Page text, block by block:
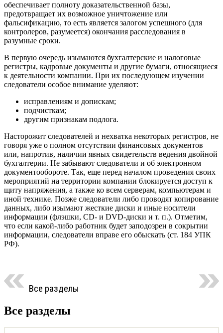
обеспечивает полноту доказательственной базы,
предотвращает их возможное уничтожение или
фальсификацию, то есть является залогом успешного (для
контролеров, разумеется) окончания расследования в
разумные сроки.
В первую очередь изымаются бухгалтерские и налоговые
регистры, кадровые документы и другие бумаги, относящиеся
к деятельности компании. При их последующем изучении
следователи особое внимание уделяют:
исправлениям и допискам;
подчисткам;
другим признакам подлога.
Насторожит следователей и нехватка некоторых регистров, не
говоря уже о полном отсутствии финансовых документов
или, напротив, наличии явных свидетельств ведения двойной
бухгалтерии. Не забывают следователи и об электронном
документообороте. Так, еще перед началом проведения своих
мероприятий на территории компании блокируется доступ к
щиту напряжения, а также ко всем серверам, компьютерам и
иной технике. Позже следователи либо проводят копирование
данных, либо изымают жесткие диски и иные носители
информации (флэшки, CD- и DVD-диски и т. п.). Отметим,
что если какой-либо работник будет заподозрен в сокрытии
информации, следователи вправе его обыскать (ст. 184 УПК
РФ).
Все разделы
Все разделы